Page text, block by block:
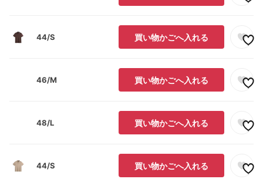
44/S 買い物かごへ入れる
46/M 買い物かごへ入れる
48/L 買い物かごへ入れる
44/S 買い物かごへ入れる